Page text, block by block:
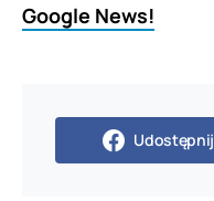
Google News!
Udostępnij